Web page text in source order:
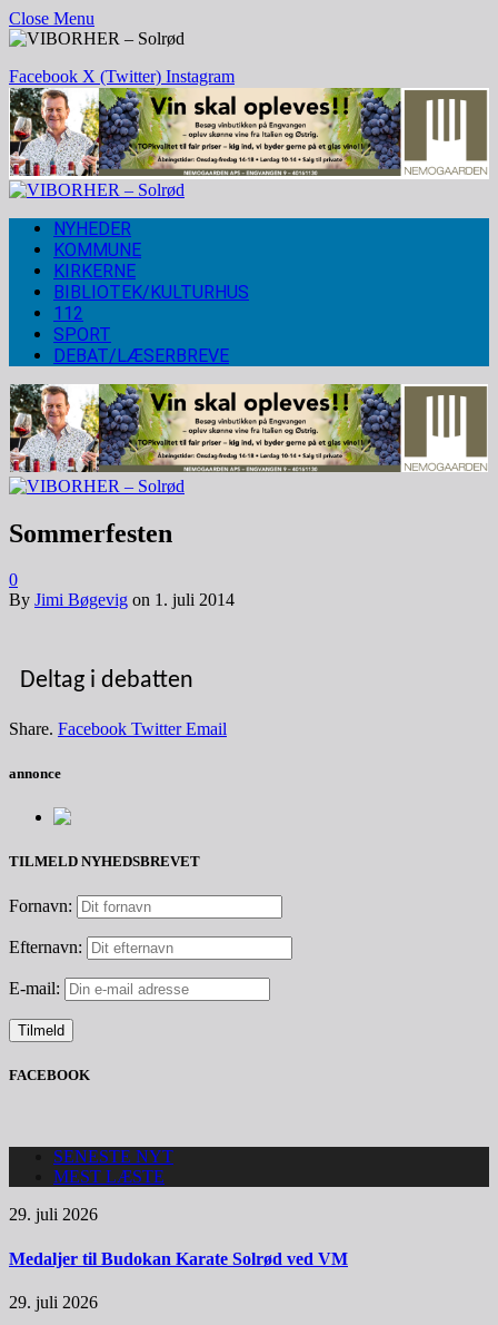
Close Menu
Facebook X (Twitter) Instagram
NYHEDER
KOMMUNE
KIRKERNE
BIBLIOTEK/KULTURHUS
112
SPORT
DEBAT/LÆSERBREVE
Sommerfesten
0
By Jimi Bøgevig on 1. juli 2014
Deltag i debatten
Share. Facebook Twitter Email
annonce
TILMELD NYHEDSBREVET
Fornavn:
Efternavn:
E-mail:
FACEBOOK
SENESTE NYT
MEST LÆSTE
29. juli 2026
Medaljer til Budokan Karate Solrød ved VM
29. juli 2026